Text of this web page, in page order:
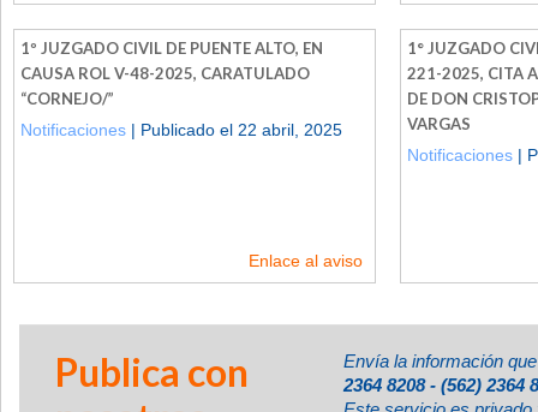
1º JUZGADO CIVIL DE PUENTE ALTO, EN
CAUSA ROL V-48-2025, CARATULADO
“CORNEJO/”
Notificaciones | Publicado el 22 abril, 2025
Enlace al aviso
1° JUZGADO
221-2025, CITA A
DE DON
VARGAS
Notificaciones |
Publica con
Envía la información
2364 8208 - (562) 2364